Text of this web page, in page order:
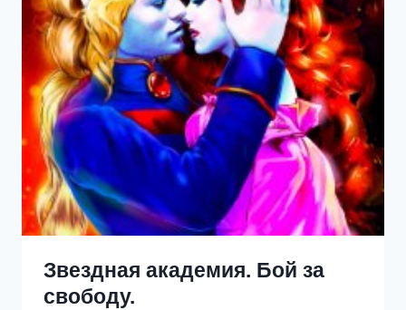
Звездная академия. Бой за
свободу.